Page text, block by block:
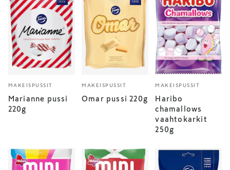
MAKEISPUSSIT
Marianne pussi
220g
MAKEISPUSSIT
Omar pussi 220g
MAKEISPUSSIT
Haribo
chamallows
vaahtokarkit
250g